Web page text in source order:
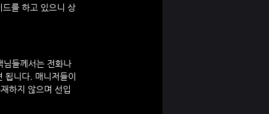
를 하고 있으니 상
님들께서는 전화나
됩니다. 매니저들이
하지 않으며 선입